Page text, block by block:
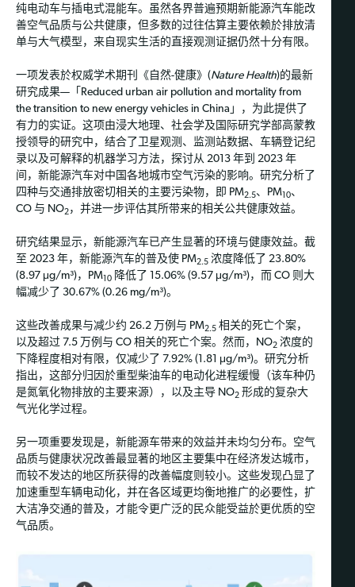
纯电动车与插电式混能车。虽然各界普遍预期新能源汽车能改
善空气品质与公共健康，但多数的过往估算主要依赖於排放清
单与大气模型，来自现实生活的直接观测证据仍然十分有限。
一项发表於权威学术期刊《自然-健康》(Nature Health)的最新
研究成果—「Reduced urban air pollution and mortality from
the transition to new energy vehicles in China」，为此提供了
有力的实证。这项由浸大地理、社会学及国际研究学部高蒙教
授领导的研究中，结合了卫星观测、监测站数据、车辆登记纪
录以及可解释的机器学习方法，探讨从 2013 年到 2023 年
间，新能源汽车对中国各地城市空气污染的影响。研究分析了
四种与交通排放密切相关的主要污染物，即 PM2.5、PM 10、
CO 与 NO2，并进一步评估其所带来的相关公共健康效益。
研究结果显示，新能源汽车已产生显著的环境与健康效益。截
至 2023 年，新能源汽车的普及使 PM2.5 浓度降低了 23.80%
(8.97 μg/m³)，PM 10 降低了 15.06% (9.57 μg/m³)，而 CO 则大
幅减少了 30.67% (0.26 mg/m³)。
这些改善成果与减少约 26.2 万例与 PM2.5 相关的死亡个案，
以及超过 7.5 万例与 CO 相关的死亡个案。然而，NO2 浓度的
下降程度相对有限，仅减少了 7.92% (1.81 μg/m³)。研究分析
指出，这部分归因於重型柴油车的电动化进程缓慢（该车种仍
是氮氧化物排放的主要来源），以及主导 NO2 形成的复杂大
气光化学过程。
另一项重要发现是，新能源车带来的效益并未均匀分布。空气
品质与健康状况改善最显著的地区主要集中在经济发达城市，
而较不发达的地区所获得的改善幅度则较小。这些发现凸显了
加速重型车辆电动化，并在各区域更均衡地推广的必要性，扩
大洁净交通的普及，才能令更广泛的民众能受益於更优质的空
气品质。